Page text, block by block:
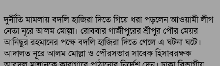
দুর্নীতি মামলায় বদলি হাজিরা দিতে গিয়ে ধরা পড়লেন আওয়ামী লীগ
নেতা নূরে আলম মোল্লা। রোববার গাজীপুরের শ্রীপুর পৌর মেয়র
আনিছুর রহমানের পক্ষে বদলি হাজিরা দিতে গেলে এ ঘটনা ঘটে।
আদালত নূরে আলম মোল্লা ও পৌরসভার সাবেক হিসাবরক্ষক